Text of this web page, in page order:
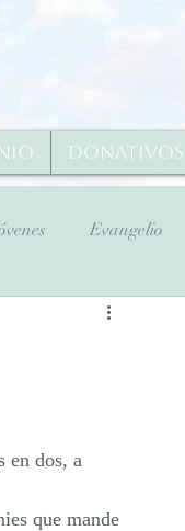
Donativos
Evangelio
Martes Santo 2020
en dos, a
que mande